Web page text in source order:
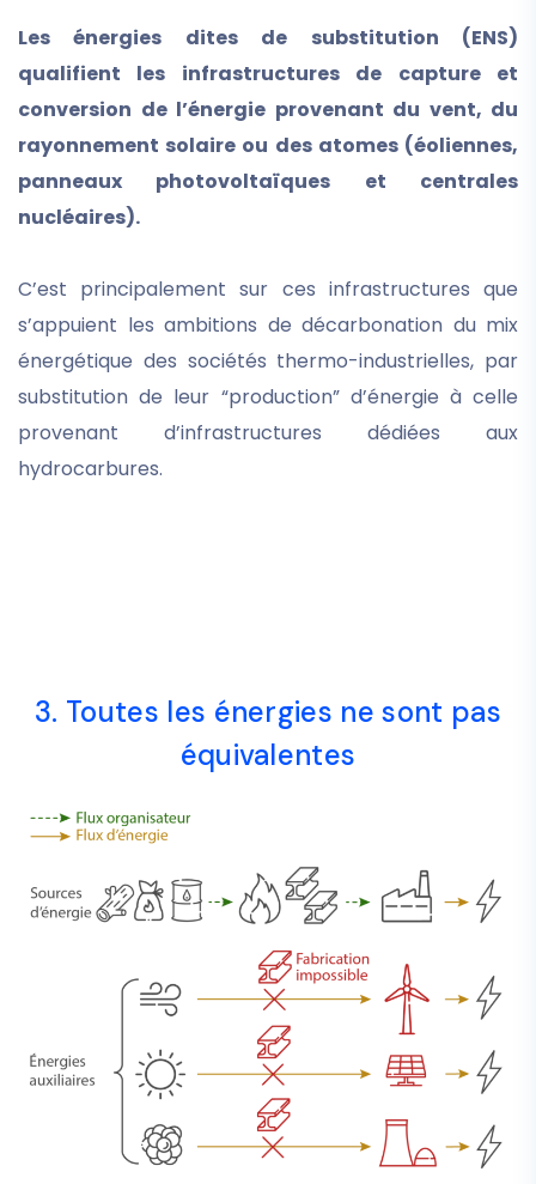
Les énergies dites de substitution (ENS)
qualifient les infrastructures de capture et
conversion de l’énergie provenant du vent, du
rayonnement solaire ou des atomes (éoliennes,
panneaux photovoltaïques et centrales
nucléaires).
C’est principalement sur ces infrastructures que
s’appuient les ambitions de décarbonation du mix
énergétique des sociétés thermo-industrielles, par
substitution de leur “production” d’énergie à celle
provenant d’infrastructures dédiées aux
hydrocarbures.
3. Toutes les énergies ne sont pas
équivalentes